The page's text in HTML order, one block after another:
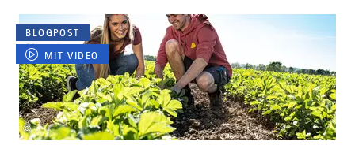
BLOGPOST
MIT VIDEO
©